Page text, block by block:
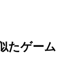
たゲーム